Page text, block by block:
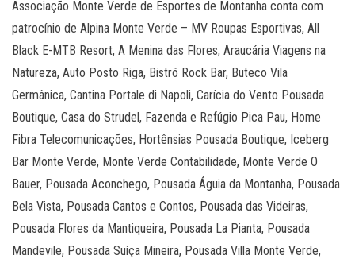
Associação Monte Verde de Esportes de Montanha conta com
patrocínio de Alpina Monte Verde – MV Roupas Esportivas, All
Black E-MTB Resort, A Menina das Flores, Araucária Viagens na
Natureza, Auto Posto Riga, Bistrô Rock Bar, Buteco Vila
Germânica, Cantina Portale di Napoli, Carícia do Vento Pousada
Boutique, Casa do Strudel, Fazenda e Refúgio Pica Pau, Home
Fibra Telecomunicações, Hortênsias Pousada Boutique, Iceberg
Bar Monte Verde, Monte Verde Contabilidade, Monte Verde O
Bauer, Pousada Aconchego, Pousada Águia da Montanha, Pousada
Bela Vista, Pousada Cantos e Contos, Pousada das Videiras,
Pousada Flores da Mantiqueira, Pousada La Pianta, Pousada
Mandevile, Pousada Suíça Mineira, Pousada Villa Monte Verde,